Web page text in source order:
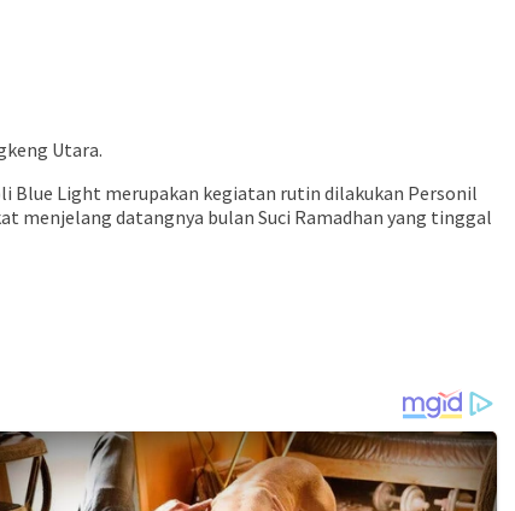
Utara.
Blue Light merupakan kegiatan rutin dilakukan Personil
menjelang datangnya bulan Suci Ramadhan yang tinggal